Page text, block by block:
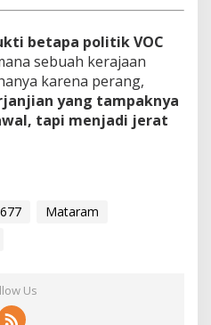
betapa politik VOC
sebuah kerajaan
karena perang,
yang tampaknya
tapi menjadi jerat
Mataram
Us